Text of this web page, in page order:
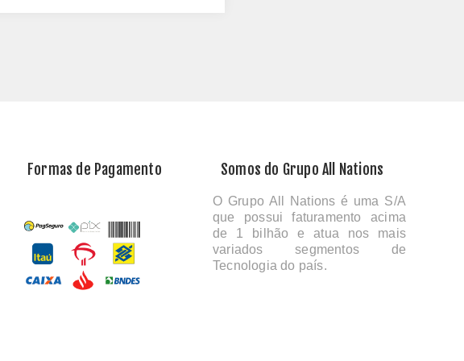
Formas de Pagamento Somos do Grupo All Nations
O Grupo All Nations é uma S/A
que possui faturamento acima
de 1 bilhão e atua nos mais
variados segmentos de
Tecnologia do país.